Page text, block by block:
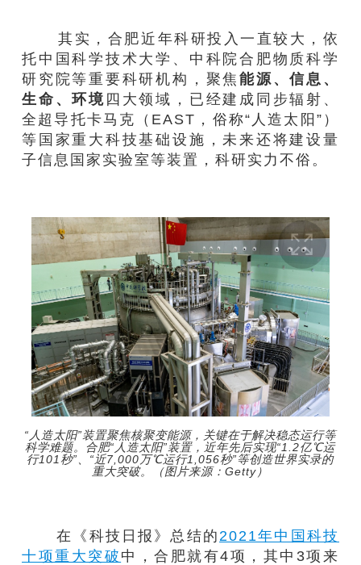
其实，合肥近年科研投入一直较大，依
托中国科学技术大学、中科院合肥物质科学
研究院等重要科研机构，聚焦能源、信息、
生命、环境四大领域，已经建成同步辐射、
全超导托卡马克（EAST，俗称“人造太阳”）
等国家重大科技基础设施，未来还将建设量
子信息国家实验室等装置，科研实力不俗。
“人造太阳”装置聚焦核聚变能源，关键在于解决稳态运行等
科学难题。合肥“人造太阳”装置，近年先后实现“1.2亿℃运
行101秒”、“近7,000万℃运行1,056秒”等创造世界实录的
重大突破。（图片来源：Getty）
在《科技日报》总结的2021年中国科技
十项重大突破中，合肥就有4项，其中3项来